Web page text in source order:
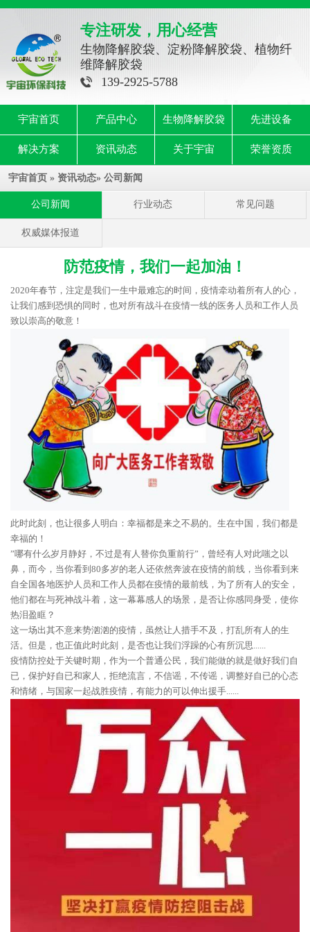
专注研发，用心经营
生物降解胶袋、淀粉降解胶袋、植物纤
维降解胶袋
139-2925-5788
宇宙首页 产品中心 生物降解胶袋 先进设备
解决方案 资讯动态 关于宇宙 荣誉资质
宇宙首页 » 资讯动态» 公司新闻
公司新闻 行业动态 常见问题
权威媒体报道
防范疫情，我们一起加油！
2020年春节，注定是我们一生中最难忘的时间，疫情牵动着所有人的心，
让我们感到恐惧的同时，也对所有战斗在疫情一线的医务人员和工作人员
致以崇高的敬意！
此时此刻，也让很多人明白：幸福都是来之不易的。生在中国，我们都是
幸福的！
”哪有什么岁月静好，不过是有人替你负重前行”，曾经有人对此嗤之以
鼻，而今，当你看到80多岁的老人还依然奔波在疫情的前线，当你看到来
自全国各地医护人员和工作人员都在疫情的最前线，为了所有人的安全，
他们都在与死神战斗着，这一幕幕感人的场景，是否让你感同身受，使你
热泪盈眶？
这一场出其不意来势汹汹的疫情，虽然让人措手不及，打乱所有人的生
活。但是，也正值此时此刻，是否也让我们浮躁的心有所沉思......
疫情防控处于关键时期，作为一个普通公民，我们能做的就是做好我们自
已，保护好自已和家人，拒绝流言，不信谣，不传谣，调整好自已的心态
和情绪，与国家一起战胜疫情，有能力的可以伸出援手......